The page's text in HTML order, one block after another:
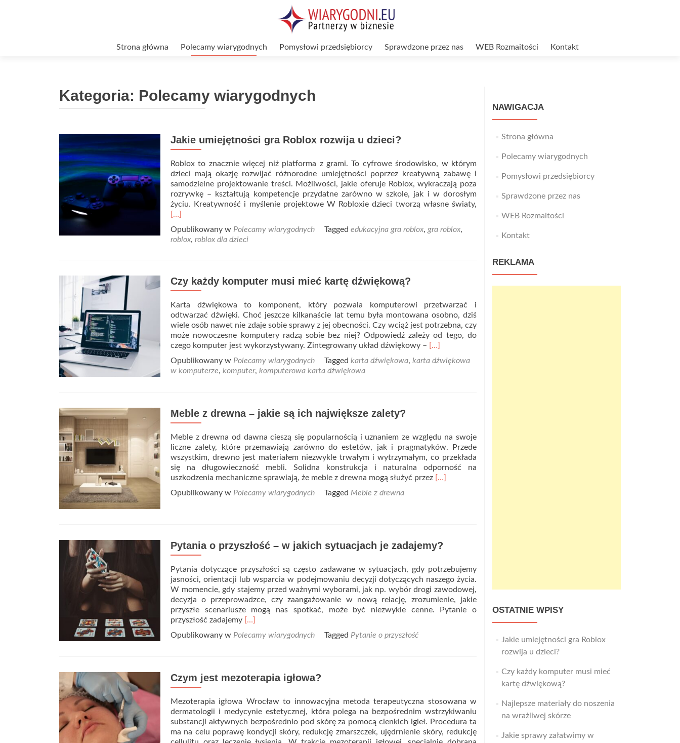
Strona główna Polecamy wiarygodnych Pomysłowi przedsiębiorcy Sprawdzone przez nas WEB Rozmaitości Kontakt
Kategoria: Polecamy wiarygodnych
Jakie umiejętności gra Roblox rozwija u dzieci?
Roblox to znacznie więcej niż platforma z grami. To cyfrowe środowisko, w którym
dzieci mają okazję rozwijać różnorodne umiejętności poprzez kreatywną zabawę i
samodzielne projektowanie treści. Możliwości, jakie oferuje Roblox, wykraczają poza
rozrywkę – kształtują kompetencje przydatne zarówno w szkole, jak i w dorosłym
życiu. Kreatywność i myślenie projektowe W Robloxie dzieci tworzą własne światy,
Roblox
rozwija
[…]
Opublikowany w Polecamy wiarygodnych Tagged edukacyjna gra roblox, gra roblox,
roblox, roblox dla dzieci
Czy każdy komputer musi mieć kartę dźwiękową?
Karta dźwiękowa to komponent, który pozwala komputerowi przetwarzać i
odtwarzać dźwięki. Choć jeszcze kilkanaście lat temu była montowana osobno, dziś
wiele osób nawet nie zdaje sobie sprawy z jej obecności. Czy wciąż jest potrzebna, czy
może nowoczesne komputery radzą sobie bez niej? Odpowiedź zależy od tego, do
czego komputer jest wykorzystywany. Zintegrowany układ dźwiękowy – Read
about
dźwiękową?
[…]
Opublikowany w Polecamy wiarygodnych Tagged karta dźwiękowa, karta dźwiękowa
w komputerze, komputer, komputerowa karta dźwiękowa
Meble z drewna – jakie są ich największe zalety?
Meble z drewna od dawna cieszą się popularnością i uznaniem ze względu na swoje
liczne zalety, które przemawiają zarówno do estetów, jak i pragmatyków. Przede
wszystkim, drewno jest materiałem niezwykle trwałym i wytrzymałym, co przekłada
się na długowieczność mebli. Solidna konstrukcja i naturalna odporność na
uszkodzenia mechaniczne sprawiają, że meble z drewna mogą służyć przez Read
jakie
ich
największe
zalety?
[…]
Opublikowany w Polecamy wiarygodnych Tagged Meble z drewna
Pytania o przyszłość – w jakich sytuacjach je zadajemy?
Pytania dotyczące przyszłości są często zadawane w sytuacjach, gdy potrzebujemy
jasności, orientacji lub wsparcia w podejmowaniu decyzji dotyczących naszego życia.
W momencie, gdy stajemy przed ważnymi wyborami, jak np. wybór drogi zawodowej,
decyzja o przeprowadzce, czy zaangażowanie w nową relację, zrozumienie, jakie
przyszłe scenariusze mogą nas spotkać, może być niezwykle cenne. Pytanie o
przyszłość zadajemy Read
about
–
jakich
sytuacjach
je
zadajemy?
[…]
Opublikowany w Polecamy wiarygodnych Tagged Pytanie o przyszłość
Czym jest mezoterapia igłowa?
Mezoterapia igłowa Wrocław to innowacyjna metoda terapeutyczna stosowana w
dermatologii i medycynie estetycznej, która polega na bezpośrednim wstrzykiwaniu
substancji aktywnych bezpośrednio pod skórę za pomocą cienkich igieł. Procedura ta
ma na celu poprawę kondycji skóry, redukcję zmarszczek, ujędrnienie skóry, redukcję
Nawigacja
po
wpisach
NAWIGACJA
Strona główna
Polecamy wiarygodnych
Pomysłowi przedsiębiorcy
Sprawdzone przez nas
WEB Rozmaitości
Kontakt
REKLAMA
OSTATNIE WPISY
Jakie umiejętności gra Roblox
rozwija u dzieci?
Czy każdy komputer musi mieć
kartę dźwiękową?
Najlepsze materiały do noszenia
na wrażliwej skórze
Jakie sprawy załatwimy w